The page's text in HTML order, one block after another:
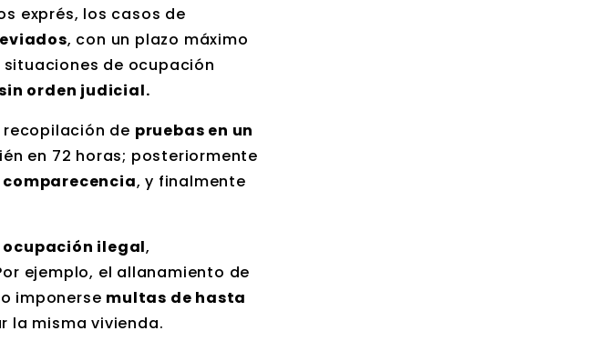
exprés, los casos de
, con un plazo máximo
situaciones de ocupación
orden judicial.
de pruebas en un
en 72 horas; posteriormente
comparecencia, y finalmente
ocupación ilegal,
ejemplo, el allanamiento de
imponerse multas de hasta
la misma vivienda.